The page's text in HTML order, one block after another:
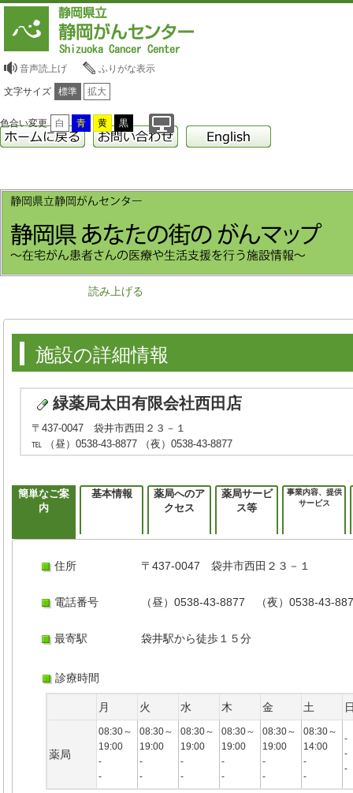
音声読上げ ふりがな表示
文字サイズ 標準 拡大
色合い変更 白 青 黄 黒
読み上げる
施設の詳細情報
緑薬局太田有限会社西田店
〒437-0047 袋井市西田２３－１
℡ （昼）0538-43-8877 （夜）0538-43-8877
簡単なご案
内
基本情報
薬局へのア
クセス
薬局サービ
ス等
事業内容、提供
サービス
住所 〒437-0047 袋井市西田２３－１
電話番号 （昼）0538-43-8877 （夜）0538-43-
最寄駅 袋井駅から徒歩１５分
診療時間
月 火 水 木 金 土
薬局
08:30～
19:00
-
-
08:30～
19:00
-
-
08:30～
19:00
-
-
08:30～
19:00
-
-
08:30～
19:00
-
-
08:30～
14:00
-
-
-
-
-